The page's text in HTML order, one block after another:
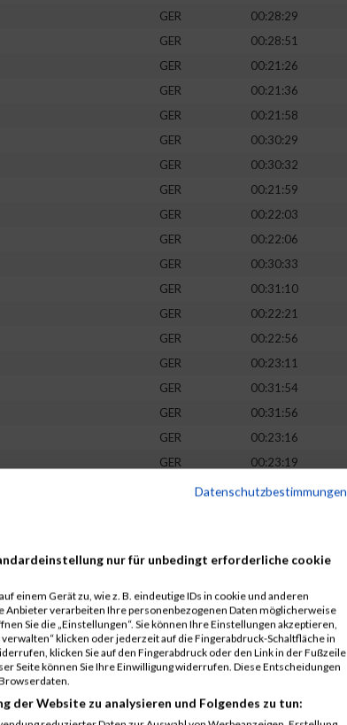
GER
00:28:29
GER
00:28:51
GER 00:21:26
GER
00:21:36
GER
00:21:58
GER
00:30:29
GER
00:30:32
GER 00:21:59
GER
00:22:03
GER
00:22:06
GER
00:30:33
GER
00:31:10
GER 00:22:21
GER
00:22:56
GER
00:23:11
GER
00:31:54
GER
00:31:56
GER 00:23:16
GER
00:23:19
00:23:20
GER 00:23:21
GER
00:23:38
GER
00:32:42
GER
00:33:07
GER
00:23:40
Datenschutzbestimmungen
nur für unbedingt erforderliche cookie
einem Gerät zu, wie z. B. eindeutige IDs in cookie und anderen
verarbeiten Ihre personenbezogenen Daten möglicherweise
Sie die „Einstellungen“. Sie können Ihre Einstellungen akzeptieren,
klicken oder jederzeit auf die Fingerabdruck-Schaltfläche in
klicken Sie auf den Fingerabdruck oder den Link in der Fußzeile
Seite können Sie Ihre Einwilligung widerrufen. Diese Entscheidungen
der Website zu analysieren und Folgendes zu tun: